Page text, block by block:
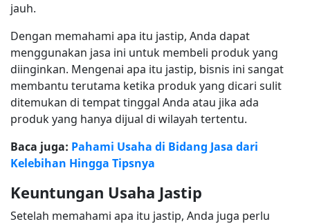
jauh.
Dengan memahami apa itu jastip, Anda dapat
menggunakan jasa ini untuk membeli produk yang
diinginkan. Mengenai apa itu jastip, bisnis ini sangat
membantu terutama ketika produk yang dicari sulit
ditemukan di tempat tinggal Anda atau jika ada
produk yang hanya dijual di wilayah tertentu.
Baca juga: Pahami Usaha di Bidang Jasa dari
Kelebihan Hingga Tipsnya
Keuntungan Usaha Jastip
Setelah memahami apa itu jastip, Anda juga perlu